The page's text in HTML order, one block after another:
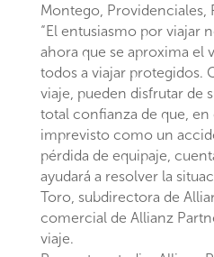
Montego, Providenciales,
“El entusiasmo por viajar
ahora que se aproxima el
todos a viajar protegidos.
viaje, pueden disfrutar de
total confianza de que, en
imprevisto como un
pérdida de equipaje,
ayudará a resolver la
Toro, subdirectora de
comercial de Allianz
viaje.